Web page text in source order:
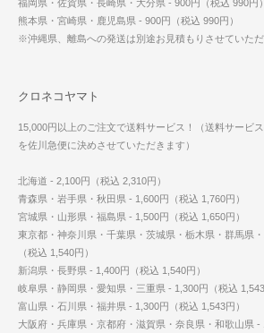
福岡県・佐賀県・長崎県・大分県 - 900円（税込 990円）
熊本県・宮崎県・鹿児島県 - 900円（税込 990円）
※沖縄県、離島への発送は別途お見積もりさせていた
クロネコヤマト
15,000円以上のご注文で送料サービス！（送料サービ
を佐川急便に決めさせていただきます）
北海道 - 2,100円（税込 2,310円）
青森県・岩手県・秋田県 - 1,600円（税込 1,760円）
宮城県・山形県・福島県 - 1,500円（税込 1,650円）
東京都・神奈川県・千葉県・茨城県・栃木県・群馬県
（税込 1,540円）
新潟県・長野県 - 1,400円（税込 1,540円）
岐阜県・静岡県・愛知県・三重県 - 1,300円（税込 1,543
富山県・石川県・福井県 - 1,300円（税込 1,543円）
大阪府・兵庫県・京都府・滋賀県・奈良県・和歌山県 -